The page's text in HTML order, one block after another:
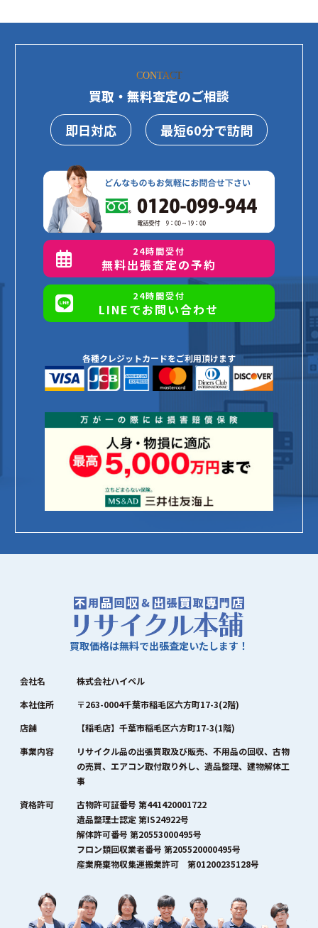
CONTACT
買取・無料査定のご相談
即日対応
最短60分で訪問
24時間受付
無料出張査定の予約
24時間受付
LINEでお問い合わせ
各種クレジットカードをご利用頂けます
買取価格は無料で出張査定いたします！
会社名
株式会社ハイペル
本社住所
〒263-0004千葉市稲毛区六方町17-3(2階)
店舗
【稲毛店】千葉市稲毛区六方町17-3(1階)
事業内容
リサイクル品の出張買取及び販売、不用品の回収、古物
の売買、エアコン取付取り外し、遺品整理、建物解体工
事
資格許可
古物許可証番号 第441420001722
遺品整理士認定 第IS24922号
解体許可番号 第20553000495号
フロン類回収業者番号 第205520000495号
産業廃棄物収集運搬業許可 第01200235128号